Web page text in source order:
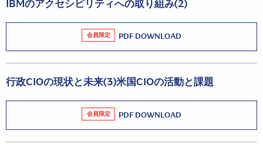
IBMのアクセシビリティへの取り組み(2)
会員限定 PDF DOWNLOAD
行政CIOの現状と未来(3)米国CIOの活動と課題
会員限定 PDF DOWNLOAD